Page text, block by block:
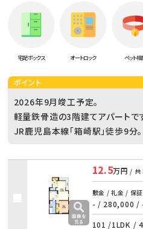
宅配ボックス オートロック ペット相
ポイント
2026年9月竣工予定。
軽量鉄骨造の3階建てアパートです
JR鹿児島本線「箱崎駅」徒歩9分。
12.5万円 / 共
敷金 / 礼金 / 保
- / 280,000 /
101 /1LDK /